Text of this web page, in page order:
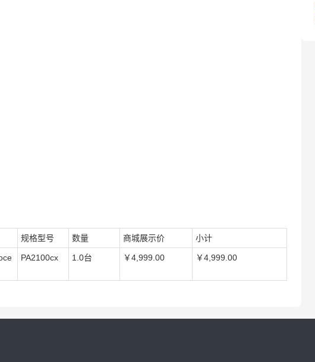
规格型号 数量 商城展示价 小计
PA2100cx 1.0台 ￥4,999.00 ￥4,999.00